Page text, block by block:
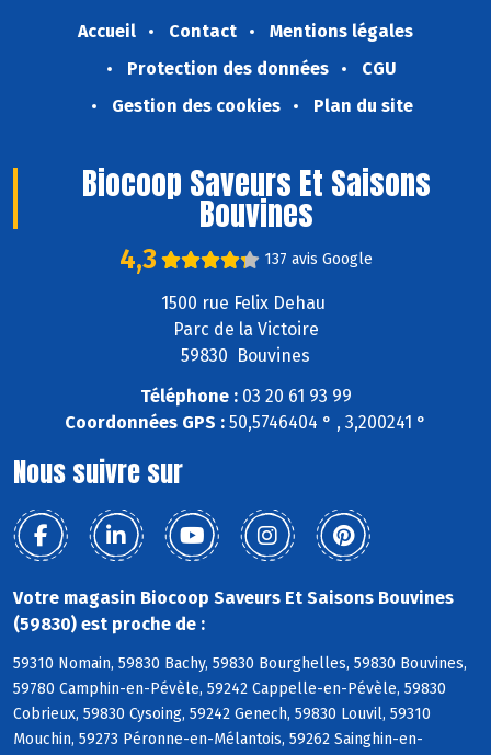
Accueil Contact
Mentions légales
Protection des données
CGU
Gestion des cookies
Plan du site
Biocoop Saveurs Et Saisons
Bouvines
4,3 137 avis Google
1500 rue Felix Dehau
Parc de la Victoire
59830 Bouvines
Téléphone :03 20 61 93 99
Coordonnées GPS : 50,5746404 ° , 3,200241 °
Nous suivre sur
Votre magasin Biocoop Saveurs Et Saisons Bouvines
(59830) est proche de :
59310 Nomain, 59830 Bachy, 59830 Bourghelles, 59830 Bouvines,
59780 Camphin-en-Pévèle, 59242 Cappelle-en-Pévèle, 59830
Cobrieux, 59830 Cysoing, 59242 Genech, 59830 Louvil, 59310
Mouchin, 59273 Péronne-en-Mélantois, 59262 Sainghin-en-